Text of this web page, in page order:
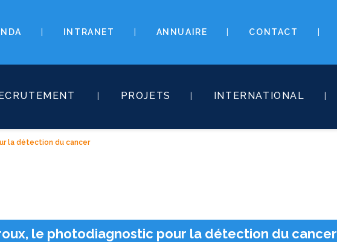
INTRANET ANNUAIRE CONTACT
PROJETS INTERNATIONAL
la détection du cancer
le photodiagnostic pour la détection du cancer